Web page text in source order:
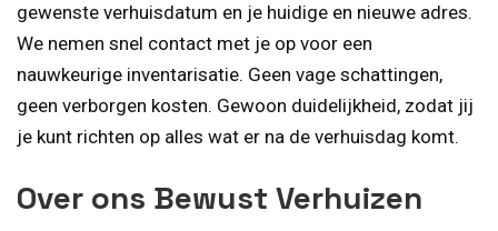
gewenste verhuisdatum en je huidige en nieuwe adres.
We nemen snel contact met je op voor een
nauwkeurige inventarisatie. Geen vage schattingen,
geen verborgen kosten. Gewoon duidelijkheid, zodat jij
je kunt richten op alles wat er na de verhuisdag komt.
Over ons Bewust Verhuizen